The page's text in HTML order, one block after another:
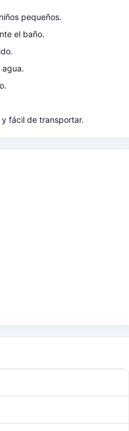
pequeños.
el baño.
fácil de transportar.